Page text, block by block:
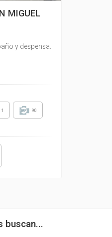
MIGUEL
y despensa.
1 90
buscan...